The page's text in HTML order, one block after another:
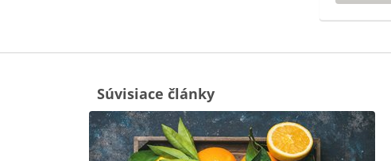
železa.
Súvisiace články